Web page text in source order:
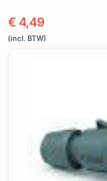
€ 4,49
(incl. BTW)